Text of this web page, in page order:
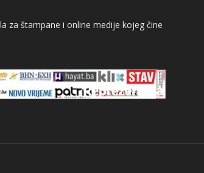
za štampane i online medije kojeg čine